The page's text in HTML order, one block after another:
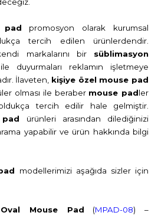
pad promosyon olarak kurumsal
tercih edilen ürünlerdendir.
markalarını bir süblimasyon
ile duyurmaları reklamın işletmeye
İlaveten, kişiye özel mouse pad
olması ile beraber mouse padler
tercih edilir hale gelmiştir.
ürünleri arasından dilediğinizi
yapabilir ve ürün hakkında bilgi
modellerimizi aşağıda sizler için
Mouse Pad (MPAD-08)–